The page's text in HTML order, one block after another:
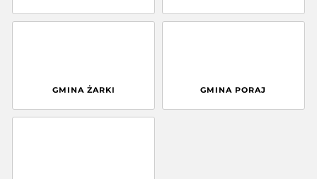
GMINA ŻARKI GMINA PORAJ